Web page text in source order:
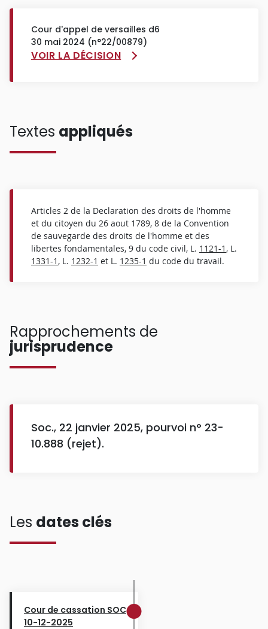
Cour d'appel de versailles d6
30 mai 2024 (n°22/00879)
VOIR LA DÉCISION
Textes appliqués
Articles 2 de la Declaration des droits de l'homme
et du citoyen du 26 aout 1789, 8 de la Convention
de sauvegarde des droits de l'homme et des
libertes fondamentales, 9 du code civil, L. 1121-1 , L.
1331-1 , L. 1232-1 et L. 1235-1 du code du travail.
Rapprochements de
jurisprudence
Soc., 22 janvier 2025, pourvoi n° 23-
10.888 (rejet).
Les dates clés
Cour de cassation SOC
10-12-2025